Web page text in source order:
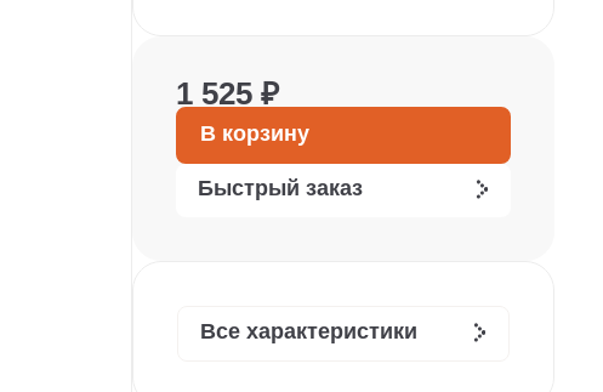
1 525 ₽
В корзину
Быстрый заказ
Все характеристики